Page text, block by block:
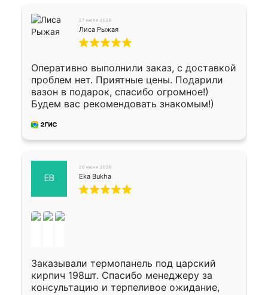
27 июля 2026
Лиса Рыжая
Оперативно выполнили заказ, с доставкой
проблем нет. Приятные цены. Подарили
вазон в подарок, спасибо огромное!)
Будем вас рекомендовать знакомым!)
EB
20 июня 2026
Eka Bukha
Заказывали термопанель под царский
кирпич 198шт. Спасибо менеджеру за
консультацию и терпеливое ожидание,